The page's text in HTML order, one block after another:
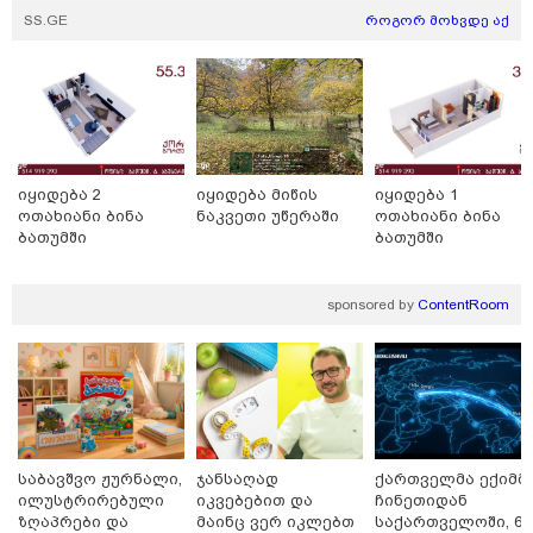
კადრებს აქვეყნებს თათია
ნიკოლაშვილი?
12:18 / 08-08-2026
"რუსეთმა განახორციელა
საქართველოს ტერიტორიების
20%-ის ოკუპაცია და
სააკაშვილის, მისი რეჟიმის
ღალატი ვერანაირად ვერ
გადაფარავს ამ დანაშაულს" -
ირაკლი კობახიძე
ვიღებთ ხალხისგან" - რას წერს
თბილისი - ანტალია 826.90
SS.GE როგორ მოხვდე აქ
იყიდება 2
ოთახიანი ბინა
ბათუმში
იყიდება მიწის
ნაკვეთი უწერაში
იყიდება 1
ოთახიანი ბინა
ბათუმში
sponsored by ContentRoom
საბავშვო ჟურნალი,
ილუსტრირებული
ზღაპრები და
ჯანსაღად
იკვებებით და
მაინც ვერ იკლებთ
ქართველმა
ჩინეთიდან
საქართველოში, 6